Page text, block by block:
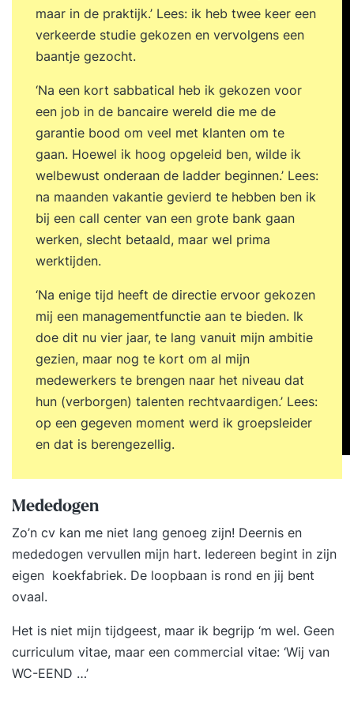
‘virtual class’ garanderen we dezelfde kwaliteit en
resultaten. Je leest het op
www.sn.nl/informatie/virtual-classroom. Inhoud
Ontdek hoe je jouw talenten, eigenschappen en
ambities kunt versterken in de Netwerken en
personal branding training. Datgene wat jij te
bieden hebt dus. Je brengt je netwerk in kaart en
leert hoe je communiceert over jezelf. Je stelt
heldere doelen en bouwt aan een netwerk van
hoge kwaliteit . Zo vergroot je jouw impact. Je
oefent in het voeren van netwerkgesprekken, je
wordt bewuster van hoe je overkomt en bouwt
aan je persoonlijke ontwikkeling. De training
Netwerken en personal branding focust niet op
het verbeteren van je digitale aanwezigheid via
social media of een website. Je leert juist hoe je
offline een onvergetelijke indruk maakt! De
volgende onderwerpen komen aan bod: Imago en
identiteit: welke indruk laat jij achter? Personal
Branding: het merk ‘ik’ Functionele, - emotionele
competenties, waarden en ambitie naar een
personal brand Stel netwerkdoelen en
impact Hoe ziet de training eruit? Jouw
leertraject is opgebouwd uit een
uitgebalanceerde mix van leeractiviteiten die je
doet tijdens de twee bijeenkomsten, in de online
leeromgeving, op je werk en thuis. Op de online
leeromgeving staan opdrachten voor je klaar die
jou voorafgaand, tijdens en na afloop van het
maar in de praktijk.’ Lees: ik heb twee keer een
verkeerde studie gekozen en vervolgens een
baantje gezocht.
‘Na een kort sabbatical heb ik gekozen voor
een job in de bancaire wereld die me de
garantie bood om veel met klanten om te
gaan. Hoewel ik hoog opgeleid ben, wilde ik
welbewust onderaan de ladder beginnen.’ Lees:
na maanden vakantie gevierd te hebben ben ik
bij een call center van een grote bank gaan
werken, slecht betaald, maar wel prima
werktijden.
‘Na enige tijd heeft de directie ervoor gekozen
mij een managementfunctie aan te bieden. Ik
doe dit nu vier jaar, te lang vanuit mijn ambitie
gezien, maar nog te kort om al mijn
medewerkers te brengen naar het niveau dat
hun (verborgen) talenten rechtvaardigen.’ Lees:
op een gegeven moment werd ik groepsleider
en dat is berengezellig.
Mededogen
Zo’n cv kan me niet lang genoeg zijn! Deernis en
mededogen vervullen mijn hart. Iedereen begint in zijn
eigen koekfabriek. De loopbaan is rond en jij bent
ovaal.
Het is niet mijn tijdgeest, maar ik begrijp ‘m wel. Geen
curriculum vitae, maar een commercial vitae: ‘Wij van
WC-EEND …’